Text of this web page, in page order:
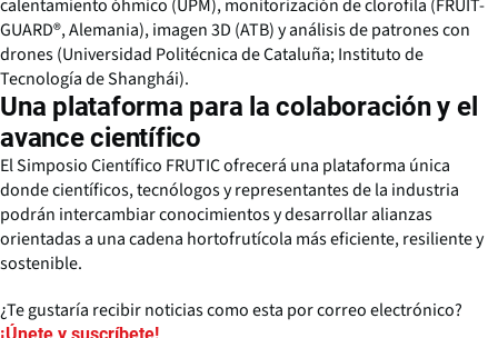
calentamiento óhmico (UPM), monitorización de clorofila (FRUIT-
GUARD®, Alemania), imagen 3D (ATB) y análisis de patrones con
drones (Universidad Politécnica de Cataluña; Instituto de
Tecnología de Shanghái).
Una plataforma para la colaboración y el
avance científico
El Simposio Científico FRUTIC ofrecerá una plataforma única
donde científicos, tecnólogos y representantes de la industria
podrán intercambiar conocimientos y desarrollar alianzas
orientadas a una cadena hortofrutícola más eficiente, resiliente y
sostenible.
¿Te gustaría recibir noticias como esta por correo electrónico?